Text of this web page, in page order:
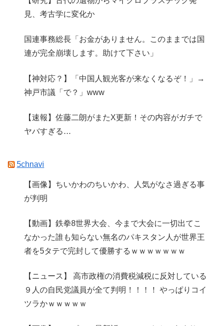
見、考古学に変化か
国連事務総長「お金がありません。このままでは国
連が完全崩壊します。助けて下さい」
【神対応？】「中国人観光客が来なくなるぞ！」→
神戸市議「で？」www
【速報】佐藤二朗がまたX更新！その内容がガチで
ヤバすぎる…
5chnavi
【画像】ちいかわのちいかわ、人気がなさ過ぎる事
が判明
【動画】鉄拳8世界大会、今まで大会に一切出てこ
なかった誰も知らない無名のパキスタン人が世界王
者を5タテで完封して優勝するｗｗｗｗｗｗｗ
【ニュース】 高市政権の消費税減税に反対している
９人の自民党議員が全て判明！！！！ やっぱりコイ
ツラかｗｗｗｗｗ